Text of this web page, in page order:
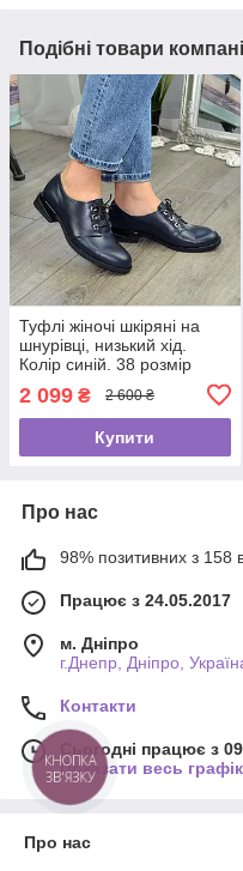
Подібні товари
Туфлі жіночі шкіряні на
шнурівці, низький хід.
Колір синій. 38 розмір
2 099 ₴ 2 600 ₴
Купити
Про нас
98% позитивних з 158
Працює з 24.05.2017
м. Дніпро
г.Днепр, Дніпро,
Контакти
Сьогодні працює з
Показати весь
Про нас
КНОПКА
ЗВ'ЯЗКУ